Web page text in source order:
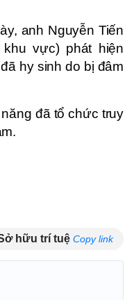
anh Nguyễn Tiến
vực) phát hiện
hy sinh do bị đâm
đã tổ chức truy
hữu trí tuệ Copy link